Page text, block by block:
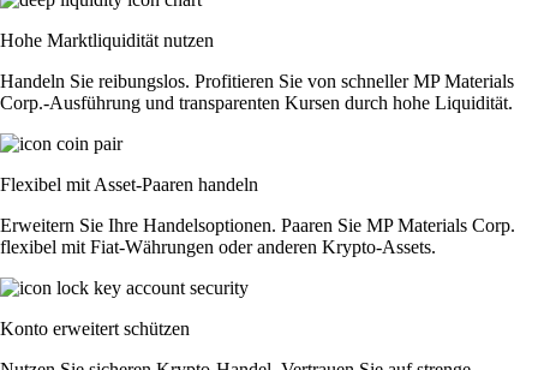
Hohe Marktliquidität nutzen
Handeln Sie reibungslos. Profitieren Sie von schneller MP Materials
Corp.-Ausführung und transparenten Kursen durch hohe Liquidität.
Flexibel mit Asset-Paaren handeln
Erweitern Sie Ihre Handelsoptionen. Paaren Sie MP Materials Corp.
flexibel mit Fiat-Währungen oder anderen Krypto-Assets.
Konto erweitert schützen